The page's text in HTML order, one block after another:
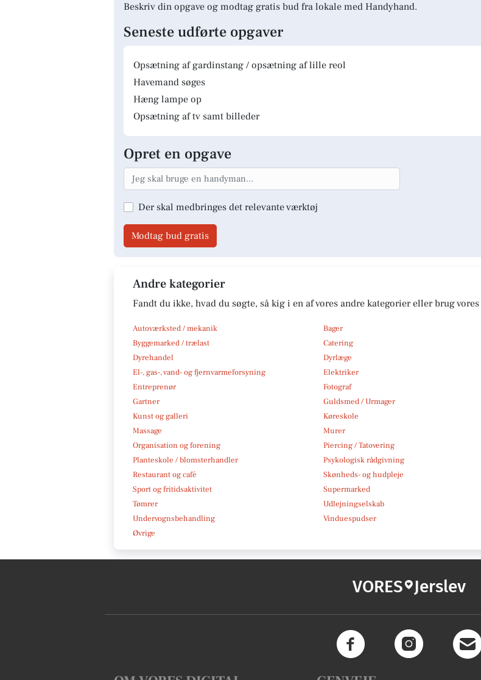
Beskriv din opgave og modtag gratis bud fra lokale med Handyhand.
Seneste udførte opgaver
Opsætning af gardinstang / opsætning af lille reol
Havemand søges
Hæng lampe op
Opsætning af tv samt billeder
Opret en opgave
Der skal medbringes det relevante værktøj
Modtag bud gratis
Andre kategorier
Fandt du ikke, hvad du søgte, så kig i en af vores andre kategorier eller brug vores
Autoværksted / mekanik Bager
Byggemarked / trælast
Catering
Dyrehandel
Dyrlæge
El-, gas-, vand- og fjernvarmeforsyning
Elektriker
Entreprenør
Fotograf
Gartner
Guldsmed / Urmager
Kunst og galleri
Køreskole
Massage
Murer
Organisation og forening
Piercing / Tatovering
Planteskole / blomsterhandler
Psykologisk rådgivning
Restaurant og café
Skønheds- og hudpleje
Sport og fritidsaktivitet
Supermarked
Tømrer
Udlejningselskab
Undervognsbehandling
Vinduespudser
Øvrige
VORES Jerslev